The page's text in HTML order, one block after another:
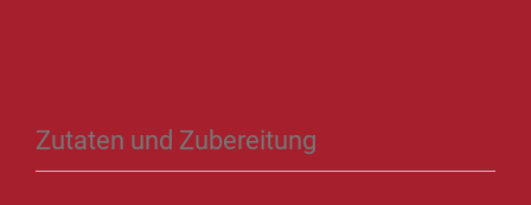
Zutaten und Zubereitung